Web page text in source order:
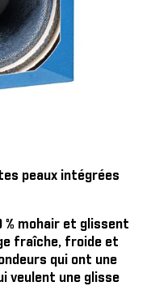
peaux intégrées
% mohair et glissent
fraîche, froide et
qui ont une
veulent une glisse